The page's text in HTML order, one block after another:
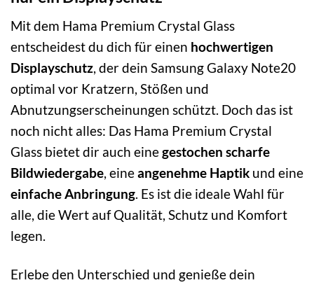
Mit dem Hama Premium Crystal Glass
entscheidest du dich für einen hochwertigen
Displayschutz, der dein Samsung Galaxy Note20
optimal vor Kratzern, Stößen und
Abnutzungserscheinungen schützt. Doch das ist
noch nicht alles: Das Hama Premium Crystal
Glass bietet dir auch einegestochen scharfe
Bildwiedergabe, eineangenehme Haptik und eine
einfache Anbringung. Es ist die ideale Wahl für
alle, die Wert auf Qualität, Schutz und Komfort
legen.
Erlebe den Unterschied und genieße dein